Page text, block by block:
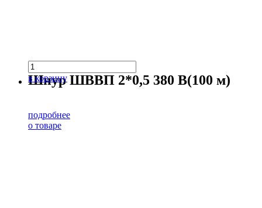
в корзину
Шнур ШВВП 2*0,5 380 В(100 м)
подробнее
о товаре